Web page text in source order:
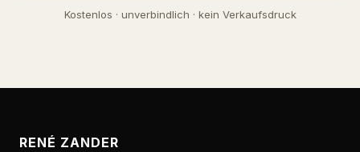
Kostenlos · unverbindlich · kein Verkaufsdruck
RENÉ ZANDER